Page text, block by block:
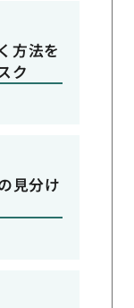
方法を
ク
見分け